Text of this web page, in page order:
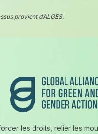
provient d’ALGES.
les droits, relier les